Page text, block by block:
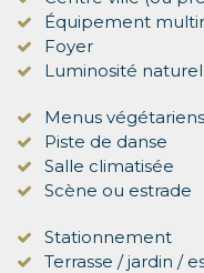
Équipement
Foyer
Luminosité
Menus végétariens
Piste de danse
Salle climatisée
Scène ou estrade
Stationnement
Terrasse / jardin /